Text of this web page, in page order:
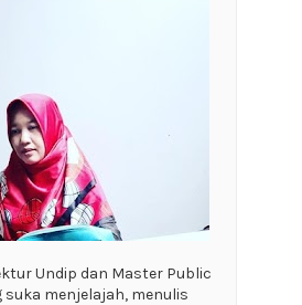
Undip dan Master Public
suka menjelajah, menulis